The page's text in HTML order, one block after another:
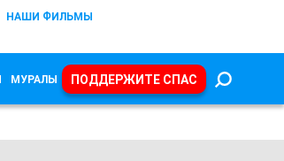
НАШИ ФИЛЬМЫ
МУРАЛЫ ПОДДЕРЖИТЕ СПАС